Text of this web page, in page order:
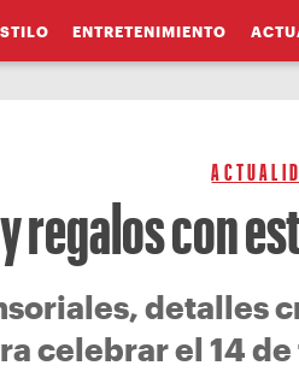
ENTRETENIMIENTO
regalos con
detalles
celebrar el 14